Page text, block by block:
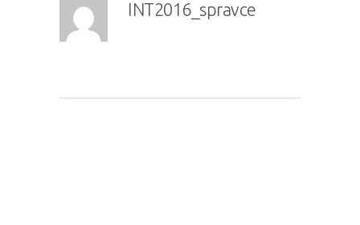
INT2016_spravce